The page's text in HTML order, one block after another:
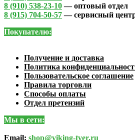
8 (910) 538-23-10— оптовый отдел
8 (915) 704-50-57— сервисный
Покупателю:
Получение и доставка
Политика
Пользовательское соглашение
Правила торговли
Способы оплаты
Отдел претензий
Мы в сети:
Email: shop@viking-tver.ru